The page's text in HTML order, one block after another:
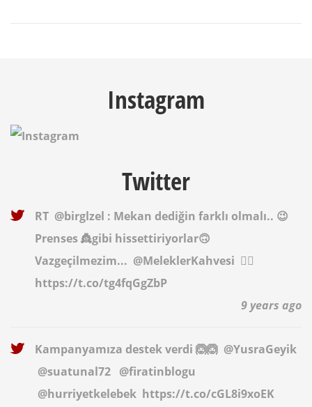
Instagram
Twitter
RT @birglzel : Mekan dediğin farklı olmalı.. 😉
Prenses 👸gibi hissettiriyorlar🙃
Vazgeçilmezim... @MeleklerKahvesi ✌🏻
https://t.co/tg4fqGgZbP
9 years ago
Kampanyamıza destek verdi 🙆🙆 @YusraGeyik
@suatunal72 @firatinblogu
@hurriyetkelebek https://t.co/cGL8i9xoEK